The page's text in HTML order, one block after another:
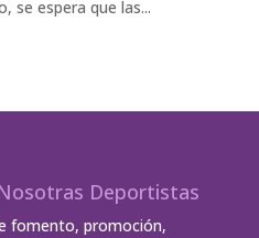
se espera que las...
Deportistas
fomento, promoción,